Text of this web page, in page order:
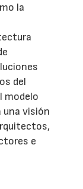
la
del
modelo
una visión
e